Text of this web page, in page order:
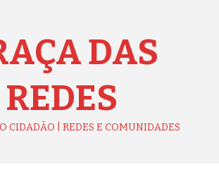
DAS
REDES
CIDADÃO | REDES E COMUNIDADES